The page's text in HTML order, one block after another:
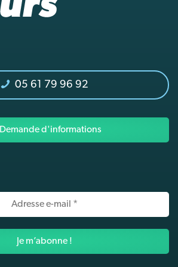
05 61 79 96 92
Demande d'informations